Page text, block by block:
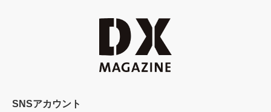
SNSアカウント